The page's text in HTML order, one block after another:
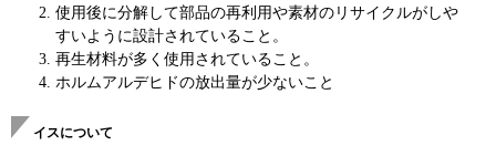
使用後に分解して部品の再利用や素材のリサイクルがしや
すいように設計されていること。
再生材料が多く使用されていること。
ホルムアルデヒドの放出量が少ないこと
イスについて